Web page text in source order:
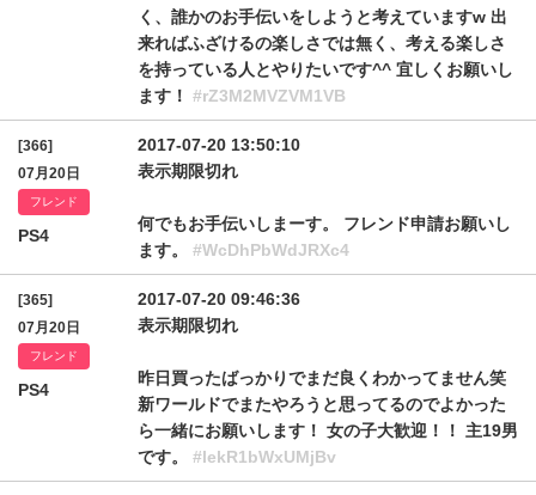
く、誰かのお手伝いをしようと考えていますw 出
来ればふざけるの楽しさでは無く、考える楽しさ
を持っている人とやりたいです^^ 宜しくお願いし
ます！ #rZ3M2MVZVM1VB
[366]
07月20日
フレンド
PS4
2017-07-20 13:50:10
表示期限切れ
何でもお手伝いしまーす。 フレンド申請お願いし
ます。 #WcDhPbWdJRXc4
[365]
07月20日
フレンド
PS4
2017-07-20 09:46:36
表示期限切れ
昨日買ったばっかりでまだ良くわかってません笑
新ワールドでまたやろうと思ってるのでよかった
ら一緒にお願いします！ 女の子大歓迎！！ 主19男
です。 #lekR1bWxUMjBv